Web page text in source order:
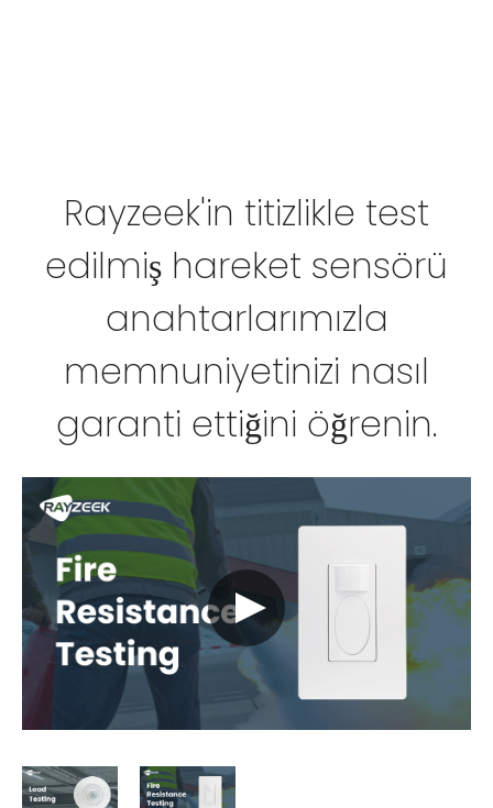
Rayzeek'in titizlikle test
edilmiş hareket sensörü
anahtarlarımızla
memnuniyetinizi nasıl
garanti ettiğini öğrenin.